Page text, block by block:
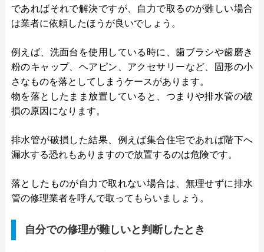
であればそれで解決ですが、自力で取るのが難しい場合
は業者に依頼したほうが良いでしょう。
例えば、洗面台を使用している時に、歯ブラシや歯磨き
粉のキャップ、ヘアピン、アクセサリーなど、固形の小
さなものを落としてしまうケースがあります。
物を落としたまま放置していると、つまりや排水管の破
損の原因になります。
排水管が破損した結果、例えば集合住宅であれば階下へ
漏水する恐れもありますので放置するのは危険です。
落としたものが自力で取れない場合は、無理せずに排水
管の修理業者を呼んで取ってもらいましょう。
自分での修理が難しいと判断したとき